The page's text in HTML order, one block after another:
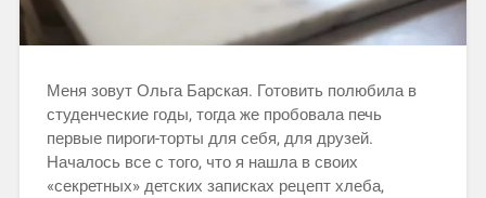
Меня зовут Ольга Барская. Готовить полюбила в
студенческие годы, тогда же пробовала печь
первые пироги-торты для себя, для друзей.
Началось все с того, что я нашла в своих
«секретных» детских записках рецепт хлеба,